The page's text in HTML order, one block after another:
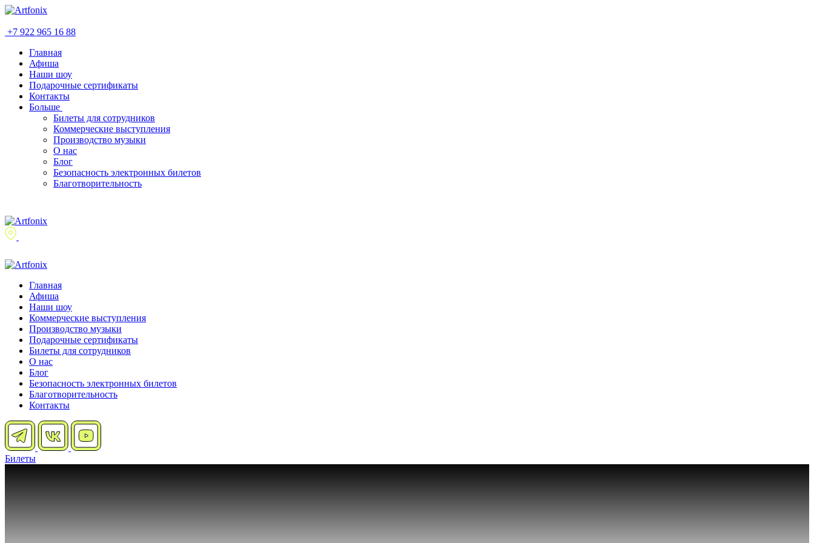
+7 922 965 16 88
Главная
Афиша
Наши шоу
Подарочные сертификаты
Контакты
Больше
Билеты для сотрудников
Коммерческие выступления
Производство музыки
О нас
Блог
Безопасность электронных билетов
Благотворительность
Главная
Афиша
Наши шоу
Коммерческие выступления
Производство музыки
Подарочные сертификаты
Билеты для сотрудников
О нас
Блог
Безопасность электронных билетов
Благотворительность
Контакты
Билеты